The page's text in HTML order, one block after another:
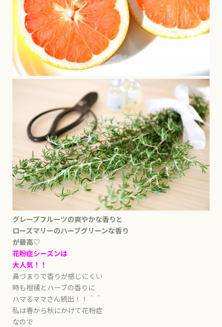
グレープフルーツの爽やかな香りと
ローズマリーのハーブグリーンな香り
が最高♡
花粉症シーズンは
大人気！！
鼻づまりで香りが感じにくい
時も柑橘とハーブの香りに
ハマるママさん続出！！＾＾
私は春から秋にかけて花粉症
なので